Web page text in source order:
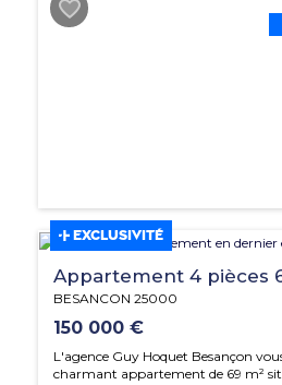
EXCLUSIVITÉ
Appartement 4 pièces
BESANCON 25000
150 000 €
L'agence Guy Hoquet Besançon
charmant appartement de 69 m²